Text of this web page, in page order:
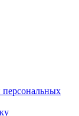
персональных